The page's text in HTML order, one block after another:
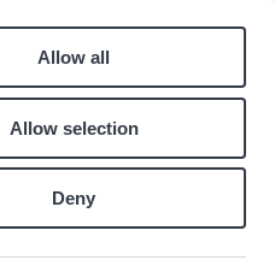
Allow all
Allow selection
Deny